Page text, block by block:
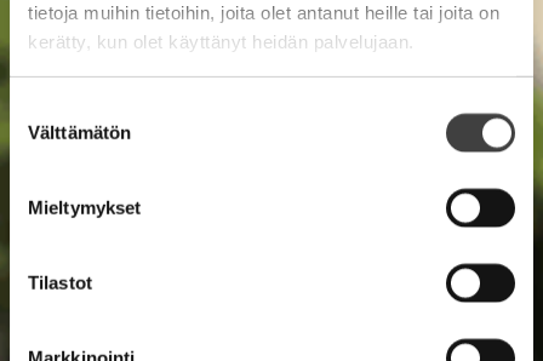
tietoja muihin tietoihin, joita olet antanut heille tai joita on
kerätty, kun olet käyttänyt heidän palvelujaan.
valinta
Välttämätön
Mieltymykset
Tilastot